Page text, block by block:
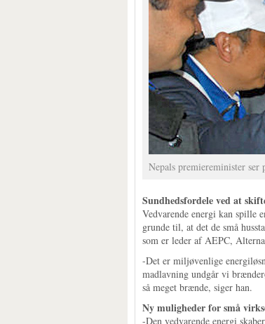
Nepals premiereminister
Sundhedsfordele ved at
Vedvarende energi kan spille
grunde til, at det de små
som er leder af AEPC,
-Det er miljøvenlige
madlavning undgår vi
så meget brænde, siger han.
Ny muligheder for små
-Den vedvarende energi